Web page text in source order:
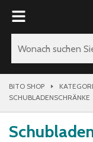
BITO SHOP
SCHUBLADENSCHRÄNKE